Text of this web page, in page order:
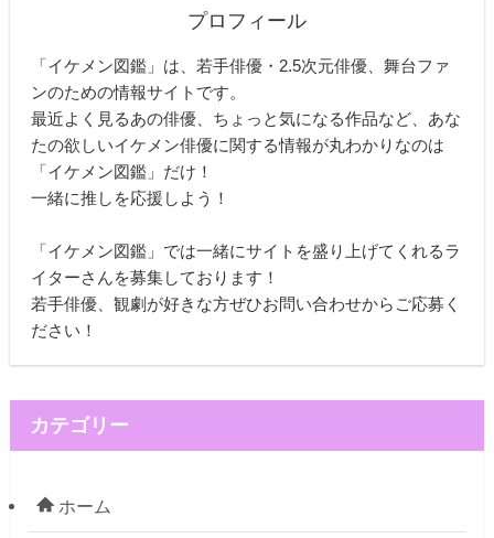
プロフィール
「イケメン図鑑」は、若手俳優・2.5次元俳優、舞台ファ
ンのための情報サイトです。
最近よく見るあの俳優、ちょっと気になる作品など、あな
たの欲しいイケメン俳優に関する情報が丸わかりなのは
「イケメン図鑑」だけ！
一緒に推しを応援しよう！
「イケメン図鑑」では一緒にサイトを盛り上げてくれるラ
イターさんを募集しております！
若手俳優、観劇が好きな方ぜひお問い合わせからご応募く
ださい！
カテゴリー
ホーム